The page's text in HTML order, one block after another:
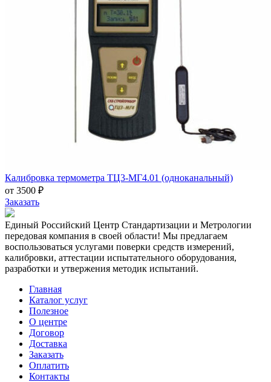
Калибровка термометра ТЦ3-МГ4.01 (одноканальный)
от 3500 ₽
Заказать
Единый Российский Центр Стандартизации и Метрологии
передовая компания в своей области! Мы предлагаем
воспользоваться услугами поверки средств измерений,
калибровки, аттестации испытательного оборудования,
разработки и утвержения методик испытаний.
Главная
Каталог услуг
Полезное
О центре
Договор
Доставка
Заказать
Оплатить
Контакты